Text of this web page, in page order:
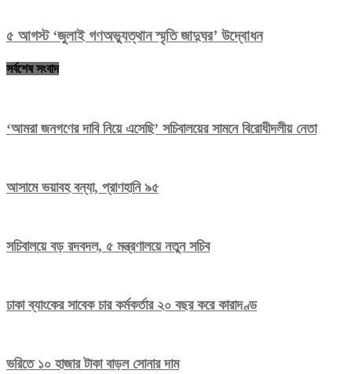
৫ আগস্ট ‘জুলাই গণঅভ্যুত্থান স্মৃতি জাদুঘর’ উদ্বোধন
সর্বশেষ সংবাদ
‘আমরা জনগণের দাবি নিয়ে এসেছি’ সচিবালয়ের সামনে বিরোধীদলীয় নেতা
আসামে ভয়াবহ বন্যা, প্রাণহানি ৯৫
সচিবালয়ে বড় রদবদল, ৫ মন্ত্রণালয়ে নতুন সচিব
ঢাকা ব্যাংকের সাবেক চার কর্মকর্তার ২০ বছর করে কারাদণ্ড
ভরিতে ১০ হাজার টাকা বাড়ল সোনার দাম